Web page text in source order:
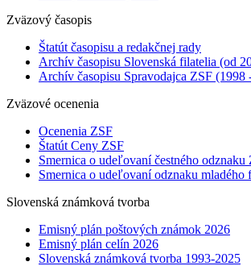
Zväzový časopis
Štatút časopisu a redakčnej rady
Archív časopisu Slovenská filatelia (od
Archív časopisu Spravodajca ZSF (1998
Zväzové ocenenia
Ocenenia ZSF
Štatút Ceny ZSF
Smernica o udeľovaní čestného odznaku
Smernica o udeľovaní odznaku mladého
Slovenská známková tvorba
Emisný plán poštových známok 2026
Emisný plán celín 2026
Slovenská známková tvorba 1993-2025